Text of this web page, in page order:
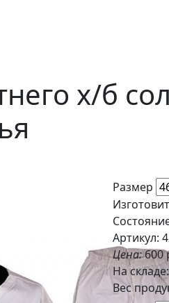
х/б
Размер
Артикул:
Цена:600
На
Вес